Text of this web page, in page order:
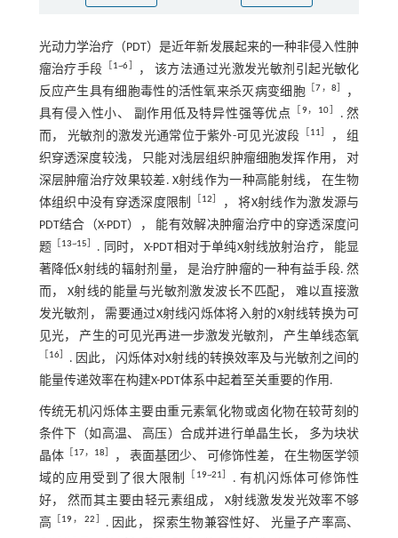
光动力学治疗（PDT）是近年新发展起来的一种非侵入性肿
瘤治疗手段
1~6
， 该方法通过光激发光敏剂引起光敏化
反应产生具有细胞毒性的活性氧来杀灭病变细胞 ［7， 8
，
具有侵入性小、 副作用低及特异性强等优点
9， 10
. 然
而， 光敏剂的激发光通常位于紫外-可见光波段
11
， 组
织穿透深度较浅， 只能对浅层组织肿瘤细胞发挥作用， 对
深层肿瘤治疗效果较差. X射线作为一种高能射线， 在生物
体组织中没有穿透深度限制
12
， 将X射线作为激发源与
PDT结合（X-PDT）， 能有效解决肿瘤治疗中的穿透深度问
题［ 13~15
. 同时， X-PDT相对于单纯X射线放射治疗， 能显
著降低X射线的辐射剂量， 是治疗肿瘤的一种有益手段. 然
而， X射线的能量与光敏剂激发波长不匹配， 难以直接激
发光敏剂， 需要通过X射线闪烁体将入射的X射线转换为可
见光， 产生的可见光再进一步激发光敏剂， 产生单线态氧
16］
. 因此， 闪烁体对X射线的转换效率及与光敏剂之间的
能量传递效率在构建X-PDT体系中起着至关重要的作用.
传统无机闪烁体主要由重元素氧化物或卤化物在较苛刻的
条件下（如高温、 高压）合成并进行单晶生长， 多为块状
晶体［ 17， 18
， 表面基团少、 可修饰性差， 在生物医学领
域的应用受到了很大限制
19~21
. 有机闪烁体可修饰性
好， 然而其主要由轻元素组成， X射线激发发光效率不够
高［ 19，22
. 因此， 探索生物兼容性好、 光量子产率高、